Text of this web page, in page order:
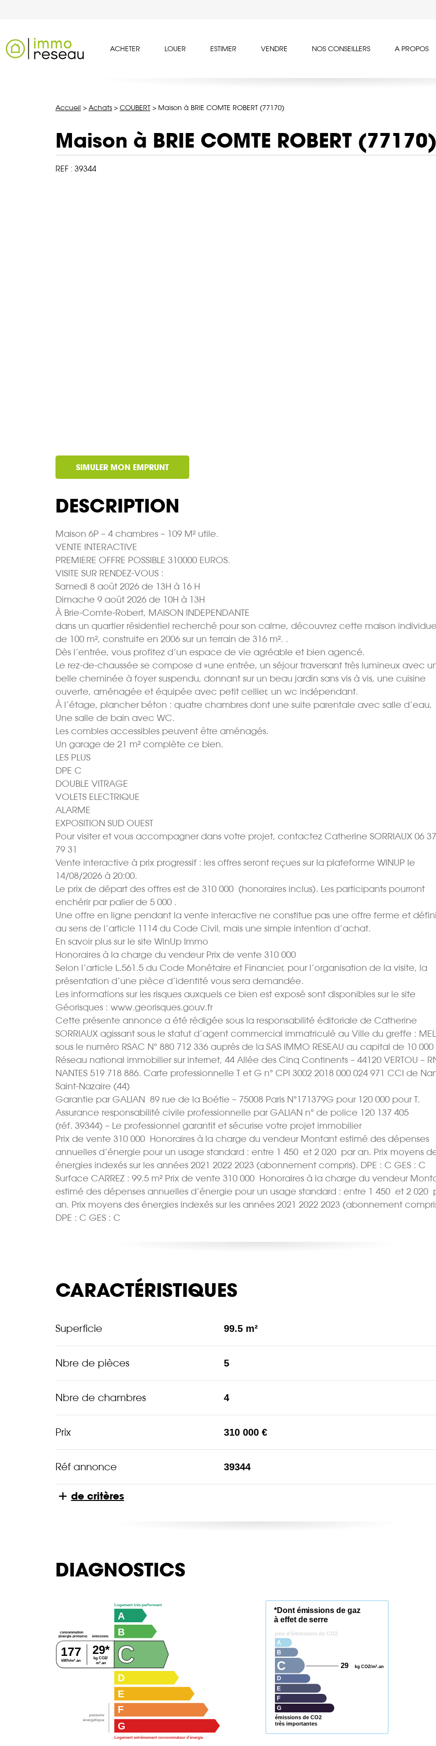
ACHETER LOUER ESTIMER VENDRE NOS CONSEILLERS A PROPOS
Accueil > Achats > COUBERT > Maison à BRIE COMTE ROBERT (77170)
Maison à BRIE COMTE ROBERT (77170)
REF : 39344
SIMULER MON EMPRUNT
DESCRIPTION
Maison 6P – 4 chambres – 109 M² utile.
VENTE INTERACTIVE
PREMIERE OFFRE POSSIBLE 310000 EUROS.
VISITE SUR RENDEZ-VOUS :
Samedi 8 août 2026 de 13H à 16 H
Dimache 9 août 2026 de 10H à 13H
À Brie-Comte-Robert, MAISON INDEPENDANTE
dans un quartier résidentiel recherché pour son calme, découvrez cette maison
de 100 m², construite en 2006 sur un terrain de 316 m². .
Dès l’entrée, vous profitez d’un espace de vie agréable et bien agencé.
Le rez-de-chaussée se compose d »une entrée, un séjour traversant très lumineux avec
belle cheminée à foyer suspendu, donnant sur un beau jardin sans vis à vis, une cuisine
ouverte, aménagée et équipée avec petit cellier, un wc indépendant.
À l’étage, plancher béton : quatre chambres dont une suite parentale avec salle d’eau,
Une salle de bain avec WC.
Les combles accessibles peuvent être aménagés.
Un garage de 21 m² complète ce bien.
LES PLUS
DPE C
DOUBLE VITRAGE
VOLETS ELECTRIQUE
ALARME
EXPOSITION SUD OUEST
Pour visiter et vous accompagner dans votre projet, contactez Catherine SORRIAUX 06 37
79 31
Vente interactive à prix progressif : les offres seront reçues sur la plateforme WINUP le
14/08/2026 à 20:00.
Le prix de départ des offres est de 310 000  (honoraires inclus). Les participants pourront
enchérir par palier de 5 000 .
Une offre en ligne pendant la vente interactive ne constitue pas une offre ferme et
au sens de l’article 1114 du Code Civil, mais une simple intention d’achat.
En savoir plus sur le site WinUp Immo
Honoraires à la charge du vendeur Prix de vente 310 000 
Selon l’article L.561.5 du Code Monétaire et Financier, pour l’organisation de la visite, la
présentation d’une pièce d’identité vous sera demandée.
Les informations sur les risques auxquels ce bien est exposé sont disponibles sur le site
Géorisques : www.georisques.gouv.fr
Cette présente annonce a été rédigée sous la responsabilité éditoriale de Catherine
SORRIAUX agissant sous le statut d’agent commercial immatriculé au Ville du greffe :
sous le numéro RSAC N° 880 712 336 auprès de la SAS IMMO RESEAU au capital de 10 000
Réseau national immobilier sur internet, 44 Allée des Cinq Continents – 44120 VERTOU –
NANTES 519 718 886. Carte professionnelle T et G n° CPI 3002 2018 000 024 971 CCI de
Saint-Nazaire (44)
Garantie par GALIAN  89 rue de la Boétie – 75008 Paris N°171379G pour 120 000 pour T.
Assurance responsabilité civile professionnelle par GALIAN n° de police 120 137 405
(réf. 39344) – Le professionnel garantit et sécurise votre projet immobilier
Prix de vente 310 000  Honoraires à la charge du vendeur Montant estimé des dépenses
annuelles d’énergie pour un usage standard : entre 1 450  et 2 020  par an. Prix moyens
énergies indexés sur les années 2021 2022 2023 (abonnement compris). DPE : C GES : C
Surface CARREZ : 99.5 m² Prix de vente 310 000  Honoraires à la charge du vendeur
estimé des dépenses annuelles d’énergie pour un usage standard : entre 1 450  et 2 020 
an. Prix moyens des énergies indexés sur les années 2021 2022 2023 (abonnement
DPE : C GES : C
CARACTÉRISTIQUES
Superficie 99.5 m²
Nbre de pièces 5
Nbre de chambres 4
Prix 310 000 €
Réf annonce 39344
de critères
DIAGNOSTICS
consommation
(énergie primaire) émissions
kg CO2/
m².an
kWh/m².an
177 29*
passoire
énergétique
G
Logement extrêmement consommateur d’énergie
F
E
D
C
B
A
Logement très performant
émissions de CO2
très importantes
*Dont émissions de gaz
à effet de serre
peu d’émissions de CO2
G
F
E
D
C 29 kg CO2/m².an
B
A